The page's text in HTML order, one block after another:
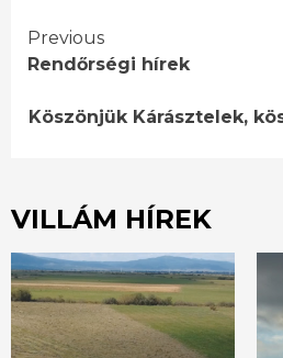
Continue
Previous
Rendőrségi hírek
Köszönjük Kárásztelek,
VILLÁM HÍREK